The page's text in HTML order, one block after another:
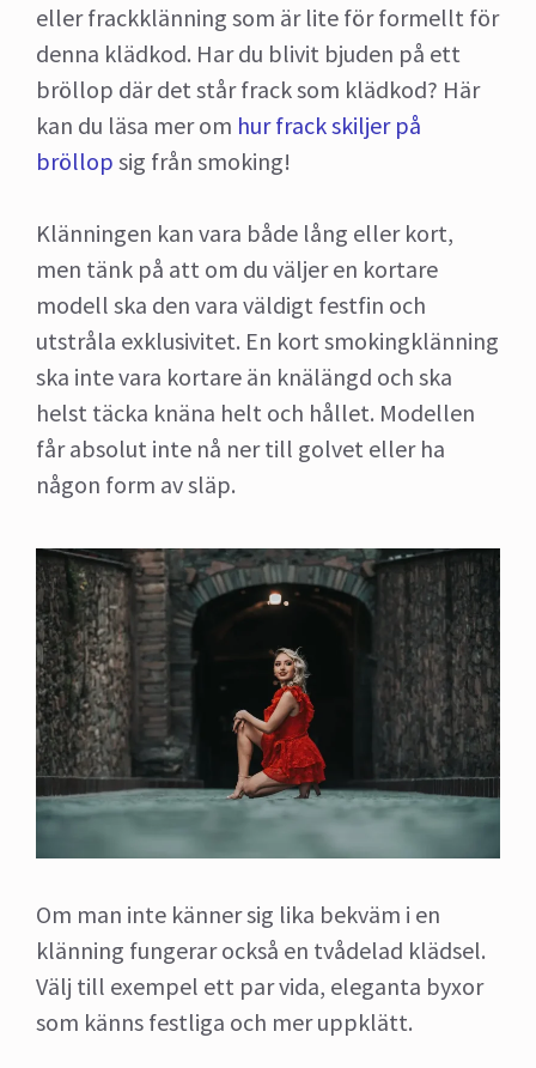
eller frackklänning som är lite för formellt för
denna klädkod. Har du blivit bjuden på ett
bröllop där det står frack som klädkod? Här
kan du läsa mer om hur frack skiljer på
bröllop sig från smoking!
Klänningen kan vara både lång eller kort,
men tänk på att om du väljer en kortare
modell ska den vara väldigt festfin och
utstråla exklusivitet. En kort smokingklänning
ska inte vara kortare än knälängd och ska
helst täcka knäna helt och hållet. Modellen
får absolut inte nå ner till golvet eller ha
någon form av släp.
Om man inte känner sig lika bekväm i en
klänning fungerar också en tvådelad klädsel.
Välj till exempel ett par vida, eleganta byxor
som känns festliga och mer uppklätt.